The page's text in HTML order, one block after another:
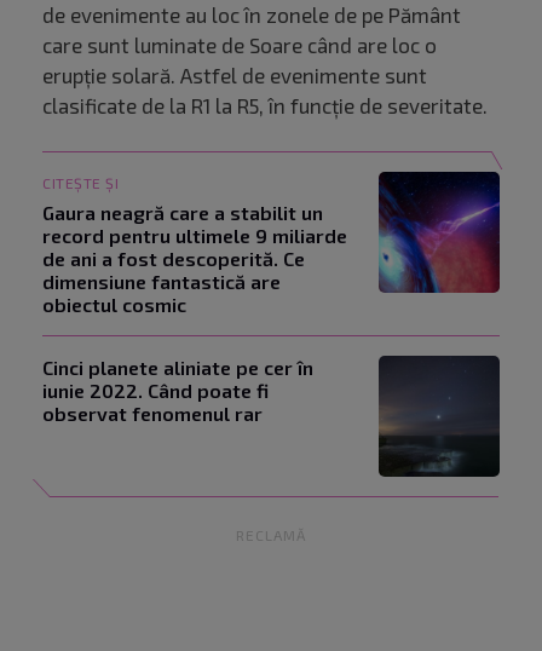
de evenimente au loc în zonele de pe Pământ
care sunt luminate de Soare când are loc o
erupție solară. Astfel de evenimente sunt
clasificate de la R1 la R5, în funcție de severitate.
CITEȘTE ȘI
Gaura neagră care a stabilit un
record pentru ultimele 9 miliarde
de ani a fost descoperită. Ce
dimensiune fantastică are
obiectul cosmic
Cinci planete aliniate pe cer în
iunie 2022. Când poate fi
observat fenomenul rar
RECLAMĂ